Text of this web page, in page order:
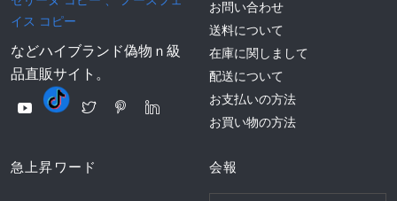
イス コピー
などハイブランド偽物ｎ級
品直販サイト。
お問い合わせ
送料について
在庫に関しまして
配送について
お支払いの方法
お買い物の方法
急上昇ワード 会報